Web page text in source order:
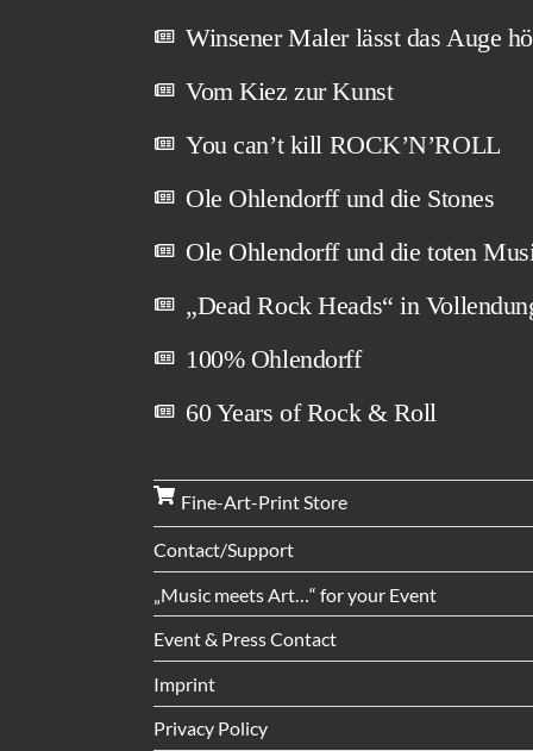
Winsener Maler lässt das Auge
Vom Kiez zur Kunst
You can’t kill ROCK’N’ROLL
Ole Ohlendorff und die Stones
Ole Ohlendorff und die toten
„Dead Rock Heads“ in
100% Ohlendorff
60 Years of Rock & Roll
Fine-Art-Print Store
Contact/Support
„Music meets Art…“ for your Event
Event & Press Contact
Imprint
Privacy Policy